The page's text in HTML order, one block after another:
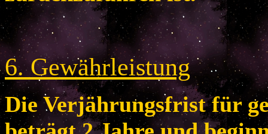
6. Gewährleistung
Die Verjährungsfrist für